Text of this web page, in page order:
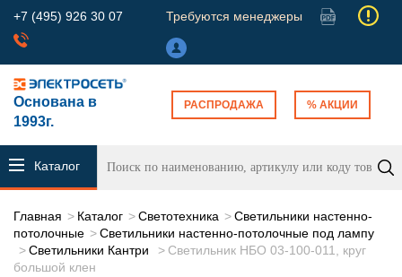
+7 (495) 926 30 07 Требуются менеджеры
Основана в
1993г.
РАСПРОДАЖА % АКЦИИ
Каталог
Главная Каталог Светотехника
Светильники настенно-
потолочные
Светильники настенно-потолочные под лампу
Светильники Кантри
Светильник НБО 03-100-011, круг
большой клен